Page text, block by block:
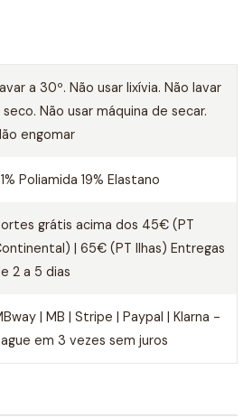
a 30º. Não usar lixívia. Não lavar
seco. Não usar máquina de secar.
engomar
Poliamida 19% Elastano
grátis acima dos 45€ (PT
| 65€ (PT Ilhas) Entregas
2 a 5 dias
| MB | Stripe | Paypal | Klarna -
em 3 vezes sem juros